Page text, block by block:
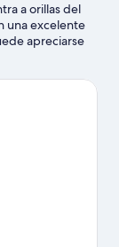
a orillas del
una excelente
apreciarse
Park y
También vale la